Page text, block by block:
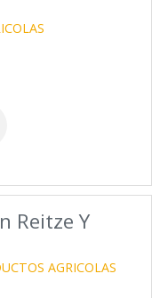
Reitze Y
AGRICOLAS